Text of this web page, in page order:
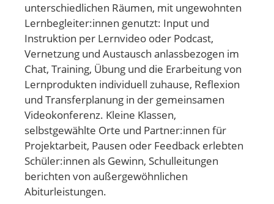
unterschiedlichen Räumen, mit ungewohnten
Lernbegleiter:innen genutzt: Input und
Instruktion per Lernvideo oder Podcast,
Vernetzung und Austausch anlassbezogen im
Chat, Training, Übung und die Erarbeitung von
Lernprodukten individuell zuhause, Reflexion
und Transferplanung in der gemeinsamen
Videokonferenz. Kleine Klassen,
selbstgewählte Orte und Partner:innen für
Projektarbeit, Pausen oder Feedback erlebten
Schüler:innen als Gewinn, Schulleitungen
berichten von außergewöhnlichen
Abiturleistungen.